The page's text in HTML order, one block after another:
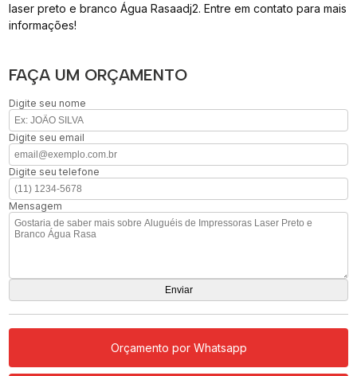
laser preto e branco Água Rasaadj2. Entre em contato para mais
informações!
FAÇA UM ORÇAMENTO
Digite seu nome
Digite seu email
Digite seu telefone
Mensagem
Orçamento por Whatsapp